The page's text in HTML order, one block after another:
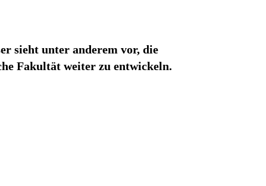
sieht unter anderem vor, die
Fakultät weiter zu entwickeln.